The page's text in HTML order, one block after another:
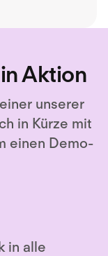
Aktion
unserer
in Kürze mit
einen Demo-
in alle